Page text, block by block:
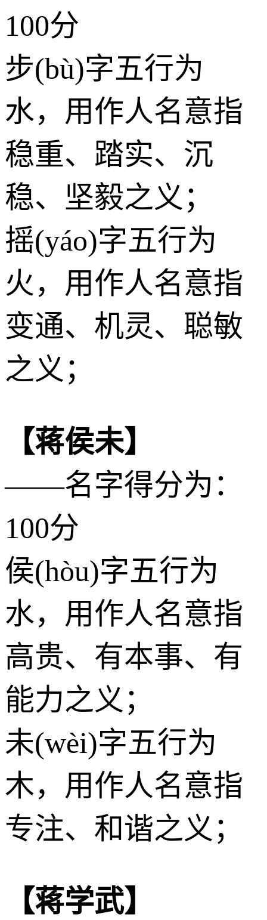
100分
步(bù)字五行为
水，用作人名意指
稳重、踏实、沉
稳、坚毅之义；
摇(yáo)字五行为
火 ，用作人名意指
变通、机灵、聪敏
之义；
【蒋侯未】
——名字得分为：
100分
侯(hòu)字五行为
水，用作人名意指
高贵、有本事、有
能力之义；
未(wèi)字五行为
木，用作人名意指
专注、和谐之义；
【蒋学武】